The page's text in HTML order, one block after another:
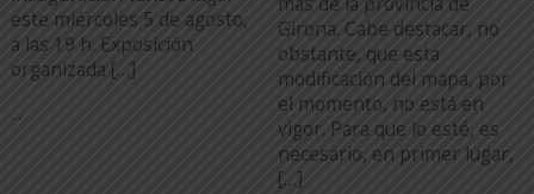
este miércoles 5 de agosto,
a las 19 h. Exposición
organizada […]
...
Girona. Cabe destacar, no
obstante, que esta
modificación del mapa, por
el momento, no está en
vigor. Para que lo esté, es
necesario, en primer lugar,
[…]